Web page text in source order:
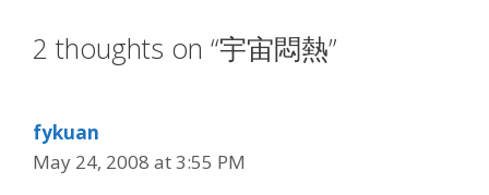
2 thoughts on “宇宙悶熱”
fykuan
May 24, 2008 at 3:55 PM